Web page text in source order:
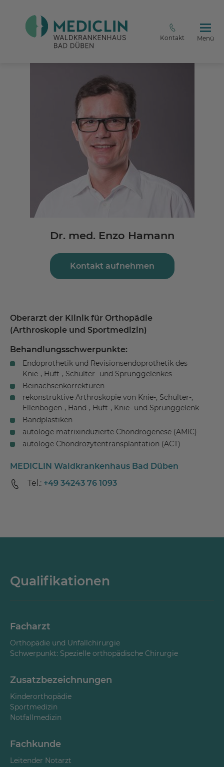
Kontakt Menü
Dr. med. Enzo Hamann
Kontakt aufnehmen
Oberarzt der Klinik für Orthopädie
(Arthroskopie und Sportmedizin)
Behandlungsschwerpunkte:
Endoprothetik und Revisionsendoprothetik des
Knie-, Hüft-, Schulter- und Sprunggelenkes
Beinachsenkorrekturen
rekonstruktive Arthroskopie von Knie-, Schulter-,
Ellenbogen-, Hand-, Hüft-, Knie- und Sprunggelenk
Bandplastiken
autologe matrixinduzierte Chondrogenese (AMIC)
autologe Chondrozytentransplantation (ACT)
MEDICLIN Waldkrankenhaus Bad Düben
Tel.: +49 34243 76 1093
Qualifikationen
Facharzt
Orthopädie und Unfallchirurgie
Schwerpunkt: Spezielle orthopädische Chirurgie
Zusatzbezeichnungen
Kinderorthopädie
Sportmedizin
Notfallmedizin
Fachkunde
Leitender Notarzt